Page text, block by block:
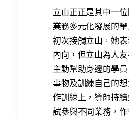
立山正正是其中一
業務多元化發展的學
初次接觸立山，她
內向，但立山為人
主動幫助身邊的學
事物及訓練自己的
作訓練上，導師持
試參與不同業務，